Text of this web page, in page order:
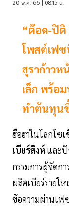
20 พ.ค. 66 | 08:15 น.
“ต๊อด-ปิติ
โพสต์เฟ
สุราก้าวห
เล็ก พร้อ
ทำต้นทุน
ฮือฮาในโลกโซเ
เบียร์สิงห์ และปั
กรรมการผู้จัดก
ผลิตเบียร์รายใ
ข้อความผ่านเฟ